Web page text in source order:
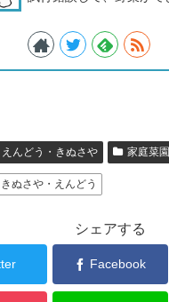
んどう・きぬさや 家庭菜園
ぬさや・えんどう
シェアする
Facebook